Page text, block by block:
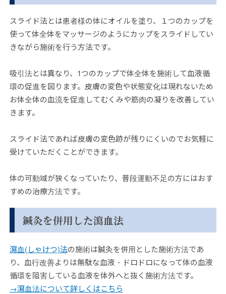
スライド法とは患者様の体にオイルを塗り、１つのカップを
使って体全体をマッサージのようにカップをスライドしてい
きながら施術を行う方法です。
吸引法とは異なり、1つのカップで体全体を施術して血液循
環の促進を図ります。皮膚の変色や状態変化は現れないため
お体全体の血流を促進してむくみや筋肉の凝りを改善してい
きます。
スライド法であれば皮膚の変色跡が残りにくいのでお気軽に
受けていただくことができます。
体の可動域が狭くなっていたり、普段運動不足の方にはおす
すめの治療方法です。
鍼灸を併用した瀉血法
瀉血(しゃけつ)法の施術は鍼灸を併用とした施術方法であ
り、血行改善よりは無駄な血液・ドロドロになって体の血液
循環を阻害している血液を体外へと抜く施術方法です。
→瀉血法について詳しくはこちら